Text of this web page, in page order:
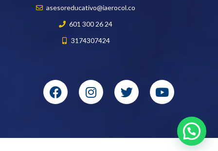
asesoreducativo@iaerocol.co
601 300 26 24
3174307424